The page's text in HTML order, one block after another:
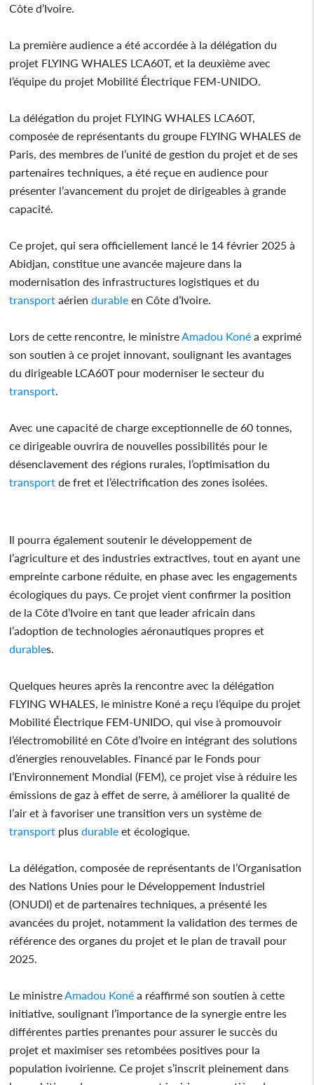
Côte d’Ivoire.
La première audience a été accordée à la délégation du
projet FLYING WHALES LCA60T, et la deuxième avec
l’équipe du projet Mobilité Électrique FEM-UNIDO.
La délégation du projet FLYING WHALES LCA60T,
composée de représentants du groupe FLYING WHALES de
Paris, des membres de l’unité de gestion du projet et de ses
partenaires techniques, a été reçue en audience pour
présenter l’avancement du projet de dirigeables à grande
capacité.
Ce projet, qui sera officiellement lancé le 14 février 2025 à
Abidjan, constitue une avancée majeure dans la
modernisation des infrastructures logistiques et du
transport aérien durable en Côte d’Ivoire.
Lors de cette rencontre, le ministre Amadou Koné a exprimé
son soutien à ce projet innovant, soulignant les avantages
du dirigeable LCA60T pour moderniser le secteur du
transport
Avec une capacité de charge exceptionnelle de 60 tonnes,
ce dirigeable ouvrira de nouvelles possibilités pour le
désenclavement des régions rurales, l’optimisation du
transport de fret et l’électrification des zones isolées.
Il pourra également soutenir le développement de
l’agriculture et des industries extractives, tout en ayant une
empreinte carbone réduite, en phase avec les engagements
écologiques du pays. Ce projet vient confirmer la position
de la Côte d’Ivoire en tant que leader africain dans
l’adoption de technologies aéronautiques propres et
durables.
Quelques heures après la rencontre avec la délégation
FLYING WHALES, le ministre Koné a reçu l’équipe du projet
Mobilité Électrique FEM-UNIDO, qui vise à promouvoir
l’électromobilité en Côte d’Ivoire en intégrant des solutions
d’énergies renouvelables. Financé par le Fonds pour
l’Environnement Mondial (FEM), ce projet vise à réduire les
émissions de gaz à effet de serre, à améliorer la qualité de
l’air et à favoriser une transition vers un système de
transport plus durable et écologique.
La délégation, composée de représentants de l’Organisation
des Nations Unies pour le Développement Industriel
(ONUDI) et de partenaires techniques, a présenté les
avancées du projet, notamment la validation des termes de
référence des organes du projet et le plan de travail pour
2025.
Le ministre Amadou Koné a réaffirmé son soutien à cette
initiative, soulignant l’importance de la synergie entre les
différentes parties prenantes pour assurer le succès du
projet et maximiser ses retombées positives pour la
population ivoirienne. Ce projet s’inscrit pleinement dans